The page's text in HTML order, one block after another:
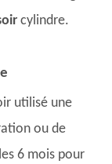
cylindre.
utilisé une
ou de
6 mois pour